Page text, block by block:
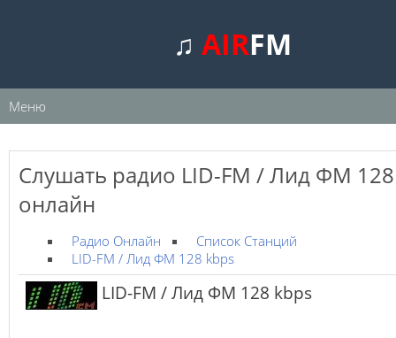
♫AIRFM
Меню
Слушать радио LID-FM / Лид ФМ
онлайн
Радио Онлайн
Список Станций
LID-FM / Лид ФМ 128 kbps
LID-FM / Лид ФМ 128 kbps